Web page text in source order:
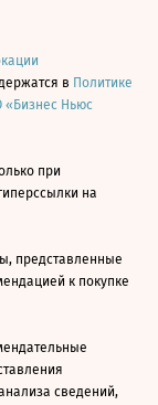
в Политике
«Бизнес Ньюс
при
на
представленные
к покупке
сведений,